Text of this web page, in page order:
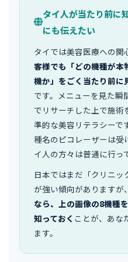
タイ人が当たり前
にも伝えたい
タイでは美容医療への関
客様でも「どの機種が本
機か」をごく当たり前に
です。メニューを見た瞬
でリサーチした上で施
準的な美容リテラシーで
種名のピコレーザーは受
イ人の方々は普通に行っ
日本ではまだ「クリニ
が強い傾向がありますが、
なら、上の画像の8機種
知っておく ことが、あな
ます。